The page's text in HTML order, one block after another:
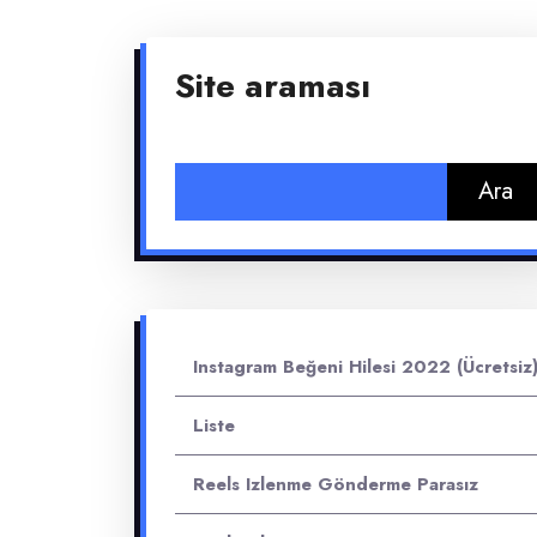
Site araması
Instagram Beğeni Hilesi 2022 (Ücretsiz)
Liste
Reels Izlenme Gönderme Parasız